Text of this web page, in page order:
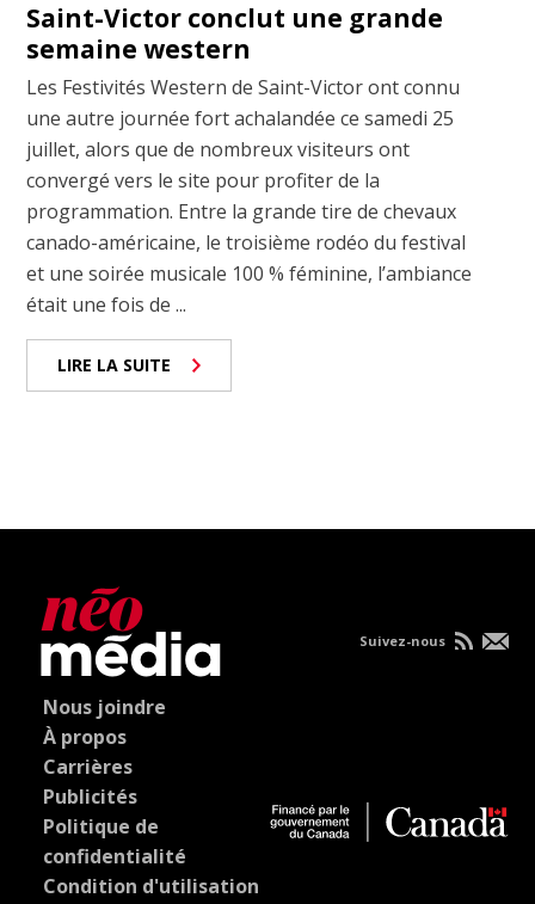
Saint-Victor conclut une grande
semaine western
Les Festivités Western de Saint-Victor ont connu
une autre journée fort achalandée ce samedi 25
juillet, alors que de nombreux visiteurs ont
convergé vers le site pour profiter de la
programmation. Entre la grande tire de chevaux
canado-américaine, le troisième rodéo du festival
et une soirée musicale 100 % féminine, l’ambiance
était une fois de ...
LIRE LA SUITE
Nous joindre
À propos
Carrières
Publicités
Politique de
confidentialité
Condition d'utilisation
Suivez-nous